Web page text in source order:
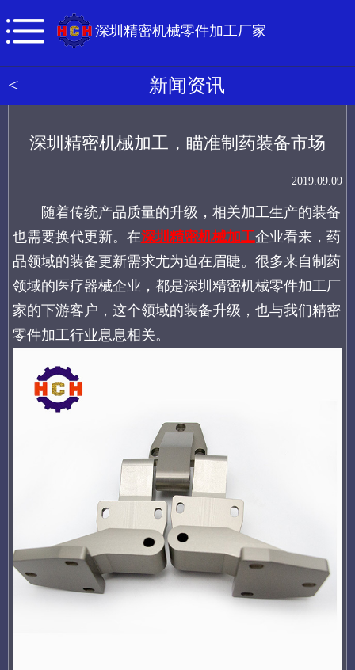
深圳精密机械零件加工厂家
< 新闻资讯
深圳精密机械加工，瞄准制药装备市场
2019.09.09
随着传统产品质量的升级，相关加工生产的装备
也需要换代更新。在深圳精密机械加工企业看来，药
品领域的装备更新需求尤为迫在眉睫。很多来自制药
领域的医疗器械企业，都是深圳精密机械零件加工厂
家的下游客户，这个领域的装备升级，也与我们精密
零件加工行业息息相关。